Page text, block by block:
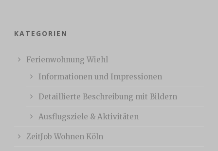
KATEGORIEN
Ferienwohnung Wiehl
Informationen und Impressionen
Detaillierte Beschreibung mit Bildern
Ausflugsziele & Aktivitäten
ZeitJob Wohnen Köln